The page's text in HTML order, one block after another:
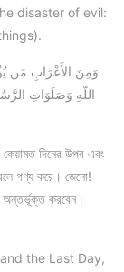
disaster of evil:
اللّهِ وَصَلَوَاتِ
দিনের উপর এবং
গণ্য করে। জেনো!
অন্তর্ভূক্ত করবেন।
the Last Day,